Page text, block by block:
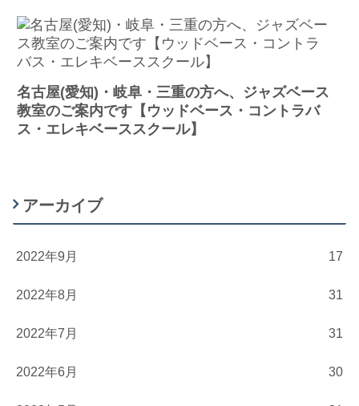
名古屋(愛知)・岐阜・三重の方へ、ジャズベース
教室のご案内です【ウッドベース・コントラバ
ス・エレキベーススクール】
アーカイブ
2022年9月 17
2022年8月 31
2022年7月 31
2022年6月 30